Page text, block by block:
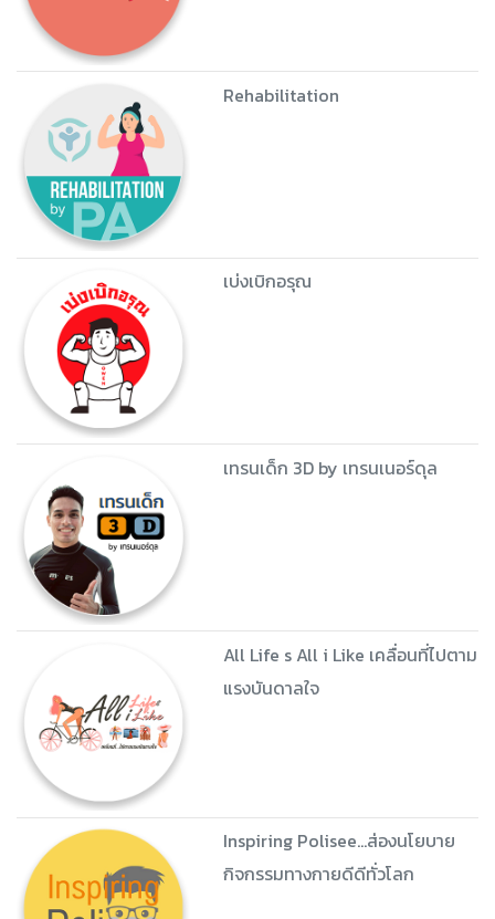
Rehabilitation
เบ่งเบิกอรุณ
เทรนเด็ก 3D by เทรนเนอร์ดุล
All Life s All i Like เคลื่อนที่ไปตาม
แรงบันดาลใจ
Inspiring Polisee...ส่องนโยบาย
กิจกรรมทางกายดีดีทั่วโลก